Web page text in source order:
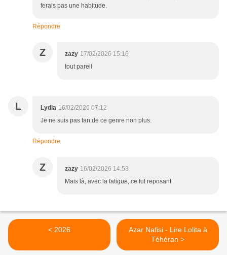
ferais pas une habitude.
Répondre
Z zazy 17/02/2026 15:16
tout pareil
L Lydia 16/02/2026 07:12
Je ne suis pas fan de ce genre non plus.
Répondre
Z zazy 16/02/2026 14:53
Mais là, avec la fatigue, ce fut reposant
< 2026
Azar Nafisi - Lire Lolita à
Téhéran >